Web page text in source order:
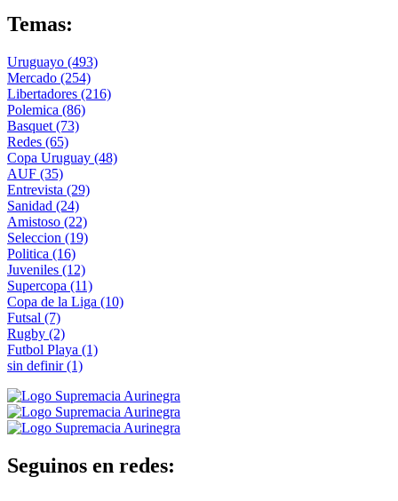
Temas:
Uruguayo (493)
Mercado (254)
Libertadores (216)
Polemica (86)
Basquet (73)
Redes (65)
Copa Uruguay (48)
AUF (35)
Entrevista (29)
Sanidad (24)
Amistoso (22)
Seleccion (19)
Politica (16)
Juveniles (12)
Supercopa (11)
Copa de la Liga (10)
Futsal (7)
Rugby (2)
Futbol Playa (1)
sin definir(1)
Seguinos en redes: